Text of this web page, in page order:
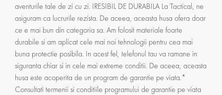
aventurile tale de zi cu zi. IRESIBIL DE DURABILA La Tactical, ne
asiguram ca lucrurile rezista. De aceea, aceasta husa ofera doar
ce e mai bun din categoria sa. Am folosit materiale foarte
durabile si am aplicat cele mai noi tehnologii pentru cea mai
buna protectie posibila. In acest fel, telefonul tau va ramane in
siguranta chiar si in cele mai extreme conditii. De aceea, aceasta
husa este acoperita de un program de garantie pe viata.*
Consultati termenii si conditiile programului de garantie pe viata